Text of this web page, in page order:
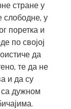
стране у
слободне, у
поретка и
по својој
да
те да не
и да су
дужном